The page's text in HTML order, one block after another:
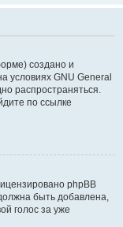
создано и
условиях GNU General
распространяться.
по ссылке
phpBB
быть добавлена,
голос за уже